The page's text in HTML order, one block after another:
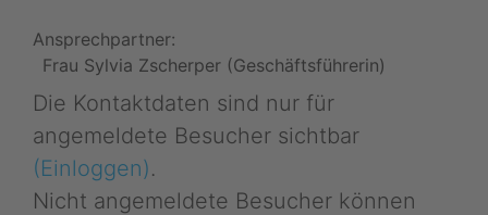
Ansprechpartner:
Frau Sylvia Zscherper (Geschäftsführerin)
Die Kontaktdaten sind nur für
angemeldete Besucher sichtbar
(Einloggen).
Nicht angemeldete Besucher können